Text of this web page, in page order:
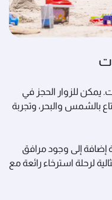
يمكن للزوار الحجز في
بالشمس والبحر، وتجربة
إضافة إلى وجود مرافق
لرحلة استرخاء رائعة مع